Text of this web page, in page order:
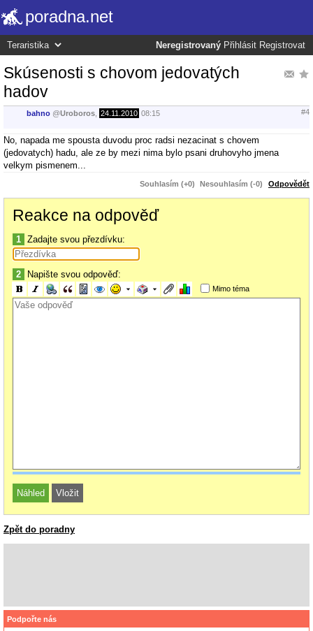
poradna.net
Neregistrovaný Přihlásit Registrovat
Skúsenosti s chovom jedovatých
hadov
bahno @Uroboros 24.11.2010 08:15 #4
No, napada me spousta duvodu proc radsi nezacinat s chovem
(jedovatych) hadu, ale ze by mezi nima bylo psani druhovyho jmena
velkym pismenem...
Souhlasím (+0) Nesouhlasím (-0) Odpovědět
Reakce na odpověď
1 Zadajte svou přezdívku:
2 Napište svou odpověď:
Mimo téma
Zpět do poradny
Podpořte nás